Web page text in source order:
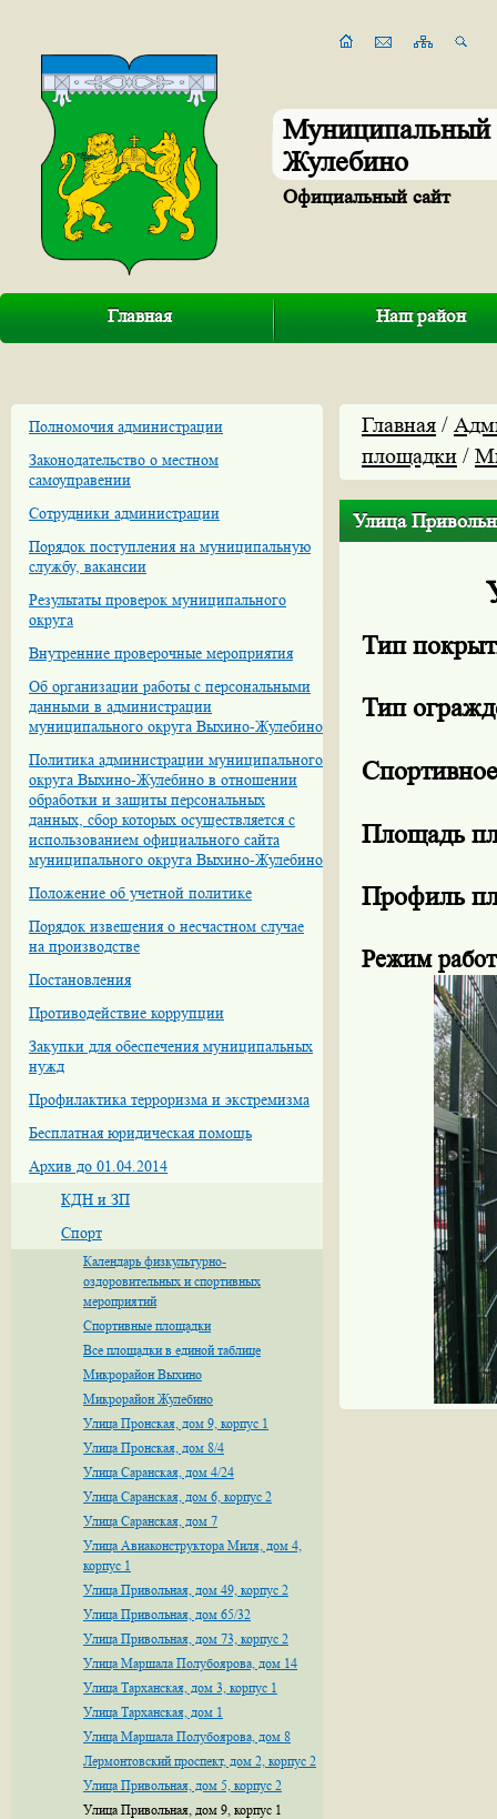
Муниципальный
Жулебино
Официальный сайт
Главная Наш район
Полномочия администрации
Законодательство о местном
самоуправении
Сотрудники администрации
Порядок поступления на муниципальную
службу, вакансии
Результаты проверок муниципального
округа
Внутренние проверочные мероприятия
Об организации работы с персональными
данными в администрации
муниципального округа Выхино-Жулебино
Политика администрации муниципального
округа Выхино-Жулебино в отношении
обработки и защиты персональных
данных, сбор которых осуществляется с
использованием официального сайта
муниципального округа Выхино-Жулебино
Положение об учетной политике
Порядок извещения о несчастном случае
на производстве
Постановления
Противодействие коррупции
Закупки для обеспечения муниципальных
нужд
Профилактика терроризма и экстремизма
Бесплатная юридическая помощь
Архив до 01.04.2014
КДН и ЗП
Спорт
Календарь физкультурно-
оздоровительных и спортивных
мероприятий
Спортивные площадки
Все площадки в единой таблице
Микрорайон Выхино
Микрорайон Жулебино
Улица Пронская, дом 9, корпус 1
Улица Пронская, дом 8/4
Улица Саранская, дом 4/24
Улица Саранская, дом 6, корпус 2
Улица Саранская, дом 7
Улица Авиаконструктора Миля, дом 4,
корпус 1
Улица Привольная, дом 49, корпус 2
Улица Привольная, дом 65/32
Улица Привольная, дом 73, корпус 2
Улица Маршала Полубоярова, дом 14
Улица Тарханская, дом 3, корпус 1
Улица Тарханская, дом 1
Улица Маршала Полубоярова, дом 8
Лермонтовский проспект, дом 2, корпус 2
Улица Привольная, дом 5, корпус 2
Улица Привольная, дом 9, корпус 1
Главная /
площадки /
Улица
Тип
Тип
Площадь
Профиль
Режим